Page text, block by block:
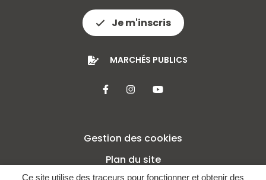
Ce site utilise des traceurs pour fonctionner et obtenir des
Je m'inscris
MARCHÉS PUBLICS
Lien vers le compte Facebook
Lien vers le compte
Lien vers la chaîne
Gestion des cookies
Plan du site